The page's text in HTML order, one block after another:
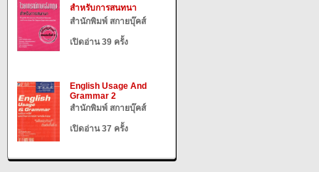
สำหรับการสนทนา
สำนักพิมพ์ สกายบุ๊คส์
เปิดอ่าน 39 ครั้ง
English Usage And
Grammar 2
สำนักพิมพ์ สกายบุ๊คส์
เปิดอ่าน 37 ครั้ง